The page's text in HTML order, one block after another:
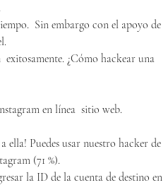
¿Cómo hackear una
en línea  sitio web.
Puedes usar nuestro hacker de
(71 %).
la ID de la cuenta de destino en